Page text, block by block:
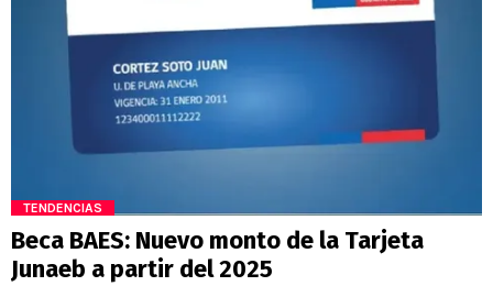
TENDENCIAS
Beca BAES: Nuevo monto de la Tarjeta
Junaeb a partir del 2025